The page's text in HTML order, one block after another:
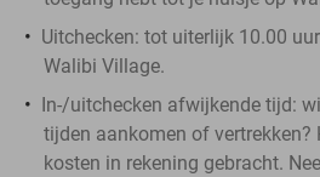
Uitchecken: tot uiterlijk 10.00
Walibi Village.
In-/uitchecken afwijkende tijd:
tijden aankomen of vertrekken?
kosten in rekening gebracht.